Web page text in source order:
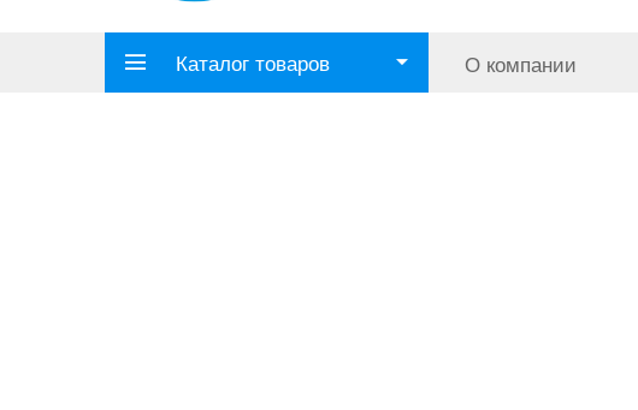
Каталог товаров О компании